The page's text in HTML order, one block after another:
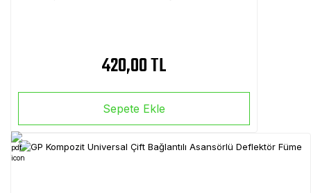
420,00 TL
Sepete Ekle